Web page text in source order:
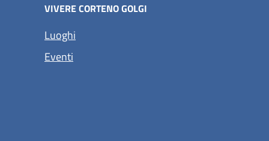
VIVERE CORTENO GOLGI
Luoghi
Eventi